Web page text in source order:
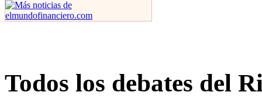
Todos los debates del